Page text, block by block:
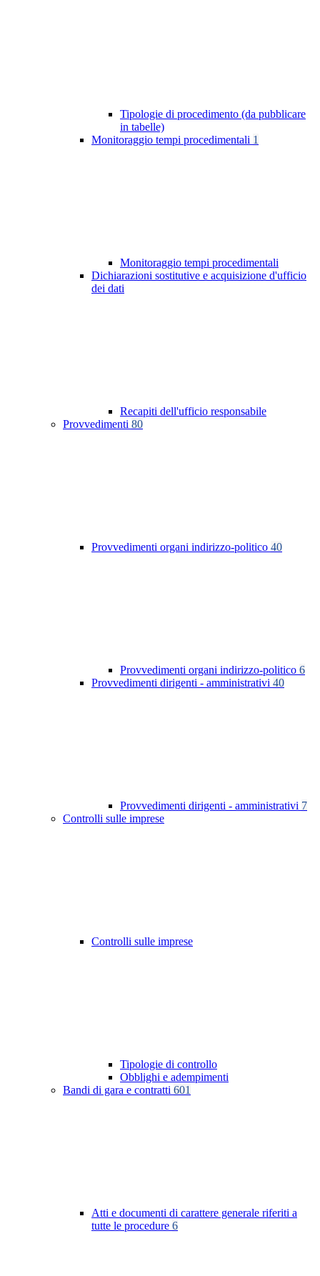
Tipologie di procedimento (da pubblicare
in tabelle)
Monitoraggio tempi procedimentali 1
Monitoraggio tempi procedimentali
Dichiarazioni sostitutive e acquisizione d'ufficio
dei dati
Recapiti dell'ufficio responsabile
Provvedimenti 80
Provvedimenti organi indirizzo-politico 40
Provvedimenti organi indirizzo-politico 6
Provvedimenti dirigenti - amministrativi 40
Provvedimenti dirigenti - amministrativi 7
Controlli sulle imprese
Controlli sulle imprese
Tipologie di controllo
Obblighi e adempimenti
Bandi di gara e contratti 601
Atti e documenti di carattere generale riferiti a
tutte le procedure 6